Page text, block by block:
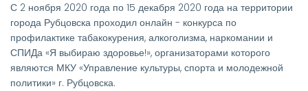
С 2 ноября 2020 года по 15 декабря 2020 года на территории
города Рубцовска проходил онлайн - конкурса по
профилактике табакокурения, алкоголизма, наркомании и
СПИДа «Я выбираю здоровье!», организаторами которого
являются МКУ «Управление культуры, спорта и молодежной
политики» г. Рубцовска.